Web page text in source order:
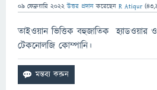
09 ফেব্রুয়ারি 2022 উত্তর প্রদান করেছেন R Atiqur (
তাইওয়ান ভিত্তিক বহুজাতিক হ্যাডওয়ার
টেকনোলজি কোম্পানি।